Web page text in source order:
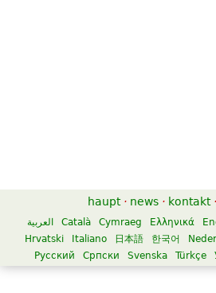
haupt · news · kontakt ·
العربية Català Cymraeg Ελληνικά
Hrvatski
Italiano 日本語 한국어
Русский
Српски Svenska Türkçe